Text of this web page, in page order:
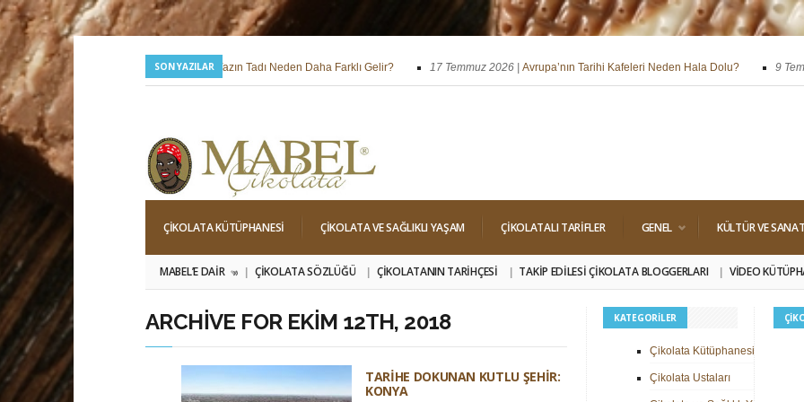
SON YAZILAR
24 Temmuz 2026 |Yazın Tadı Neden Daha Farklı Gelir? 17 Temmuz 2026 |Avrupa’nın Tarihi Kafeleri Neden Hala Dolu? 9
6 Mayıs 2026 |Hıdırellez; Dilek, Niyet ve Baharı Karşılama Hissi 29 Nisan 2026 |Dört Klasik Dolgu: Pralin, Ganaj, Krokant ve Trüf
ÇIKOLATA KÜTÜPHANESI ÇIKOLATA VE SAĞLIKLI YAŞAM ÇIKOLATALI TARIFLER GENEL KÜLTÜR VE SANAT
MABEL’E DAIR » ÇIKOLATA SÖZLÜĞÜ ÇIKOLATANIN TARIHÇESI TAKIP EDILESI ÇIKOLATA BLOGGERLARI VIDEO
ARCHIVE FOR EKIM 12TH, 2018
TARIHE DOKUNAN KUTLU ŞEHIR:
KONYA
KATEGORILER
Çikolata Kütüphanesi
Çikolata Ustaları